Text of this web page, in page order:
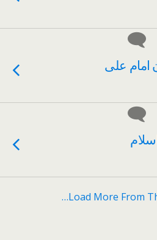
امام علی
Load More From